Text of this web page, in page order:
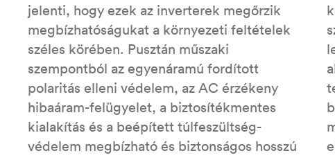
jelenti, hogy ezek az inverterek megőrzik
megbízhatóságukat a környezeti feltételek
széles körében. Pusztán műszaki
szempontból az egyenáramú fordított
polaritás elleni védelem, az AC érzékeny
hibaáram-felügyelet, a biztosítékmentes
kialakítás és a beépített túlfeszültség-
védelem megbízható és biztonságos hosszú